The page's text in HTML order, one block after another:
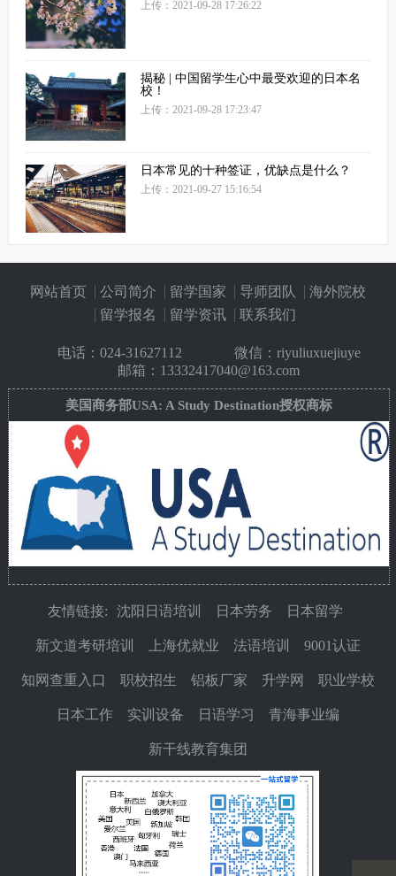
上传：2021-09-28 17:26:22
揭秘 | 中国留学生心中最受欢迎的日本名
校！
上传：2021-09-28 17:23:47
日本常见的十种签证，优缺点是什么？
上传：2021-09-27 15:16:54
网站首页 公司简介 留学国家 导师团队
海外院校
留学报名
留学资讯 联系我们
电话： 024-31627112
微信：riyuliuxuejiuye
邮箱：13332417040@163.com
美国商务部USA: A Study Destination授权商标
友情链接: 沈阳日语培训 日本劳务 日本留学
新文道考研培训 上海优就业 法语培训 9001认证
知网查重入口 职校招生 铝板厂家 升学网 职业学校
日本工作 实训设备 日语学习 青海事业编
新干线教育集团